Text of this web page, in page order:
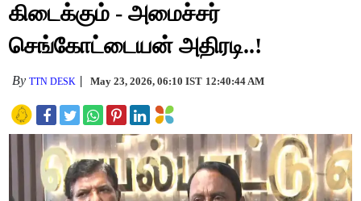
கிடைக்கும் - அமைச்சர்
செங்கோட்டையன் அதிரடி..!
ByTTN DESK May 23, 2026, 06:10 IST 12:40:44 AM